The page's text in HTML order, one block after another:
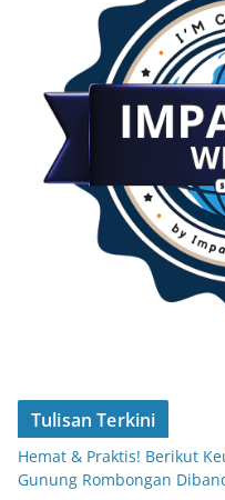
Tulisan Terkini
Hemat & Praktis! Berikut
Gunung Rombongan